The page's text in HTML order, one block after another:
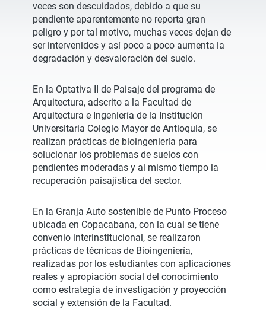
veces son descuidados, debido a que su
pendiente aparentemente no reporta gran
peligro y por tal motivo, muchas veces dejan de
ser intervenidos y así poco a poco aumenta la
degradación y desvaloración del suelo.
En la Optativa II de Paisaje del programa de
Arquitectura, adscrito a la Facultad de
Arquitectura e Ingeniería de la Institución
Universitaria Colegio Mayor de Antioquia, se
realizan prácticas de bioingeniería para
solucionar los problemas de suelos con
pendientes moderadas y al mismo tiempo la
recuperación paisajística del sector.
En la Granja Auto sostenible de Punto Proceso
ubicada en Copacabana, con la cual se tiene
convenio interinstitucional, se realizaron
prácticas de técnicas de Bioingeniería,
realizadas por los estudiantes con aplicaciones
reales y apropiación social del conocimiento
como estrategia de investigación y proyección
social y extensión de la Facultad.